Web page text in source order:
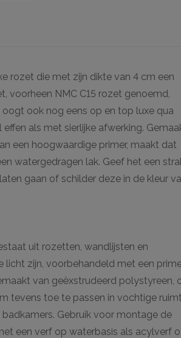
rozet die met zijn dikte van 4 cm een
voorheen NMC C15 rozet genoemd,
ook nog eens op en top luxe qua
als met sierlijke afwerking.
een hoogwaardige primer, maakt dat
watergedragen lak. Geef het een
gaan of schilder deze in de kleur
uit rozetten, wandlijsten en
zijn, voorbehandeld met een
van geëxstrudeerd polystyreen,
tevens toe te passen in vochtige
Gebruik voor montage de
een verf op waterbasis als acylverf